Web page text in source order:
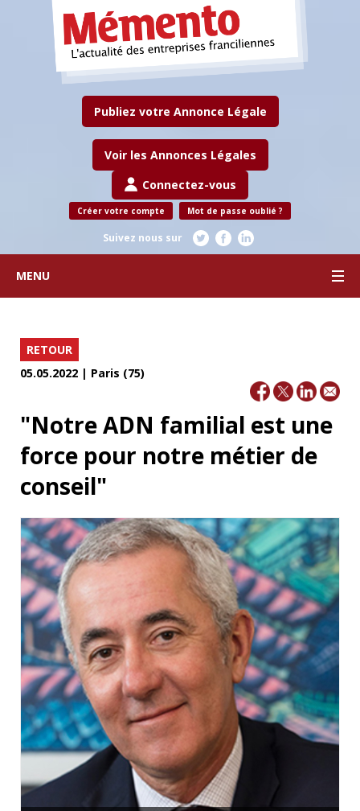
Publiez votre Annonce Légale
Voir les Annonces Légales
Connectez-vous
Créer votre compte Mot de passe oublié ?
Suivez nous sur
MENU
RETOUR
05.05.2022 | Paris (75)
"Notre ADN familial est une
force pour notre métier de
conseil"